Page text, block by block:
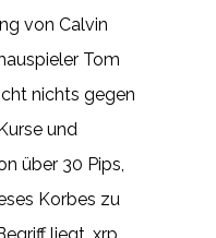
von Calvin
Tom
nichts gegen
und
über 30 Pips,
Korbes zu